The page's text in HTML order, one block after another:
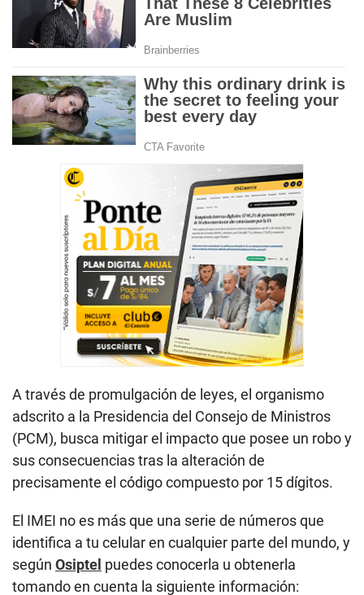
A través de promulgación de leyes, el organismo
adscrito a la Presidencia del Consejo de Ministros
(PCM), busca mitigar el impacto que posee un robo y
sus consecuencias tras la alteración de
precisamente el código compuesto por 15 dígitos.
El IMEI no es más que una serie de números que
identifica a tu celular en cualquier parte del mundo, y
según Osiptel puedes conocerla u obtenerla
tomando en cuenta la siguiente información: